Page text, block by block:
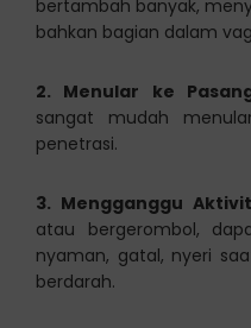
bertambah banyak,
bahkan bagian dalam
2. Menular ke
sangat mudah
penetrasi.
3. Mengganggu
atau bergerombol,
nyaman, gatal, nyeri
berdarah.